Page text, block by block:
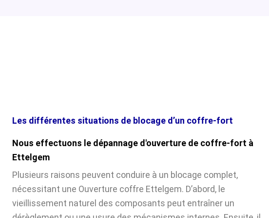
Les différentes situations de blocage d’un coffre-fort
Nous effectuons le dépannage d'ouverture de coffre-fort à
Ettelgem
Plusieurs raisons peuvent conduire à un blocage complet,
nécessitant une Ouverture coffre Ettelgem. D’abord, le
vieillissement naturel des composants peut entraîner un